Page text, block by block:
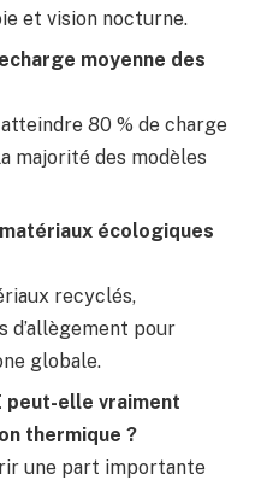
et vision nocturne.
moyenne des
80 % de charge
majorité des modèles
écologiques
recyclés,
d’allègement pour
globale.
peut-elle vraiment
thermique ?
une part importante